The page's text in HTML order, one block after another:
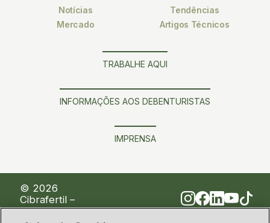
Notícias
Mercado
Tendências
Artigos Técnicos
TRABALHE AQUI
INFORMAÇÕES AOS DEBENTURISTAS
IMPRENSA
© 2026
Cibrafertil –
Companhia